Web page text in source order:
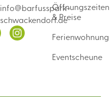
info@barfusspark-
schwackendorf.de
Öffnungszeiten
& Preise
Ferienwohnung
Eventscheune